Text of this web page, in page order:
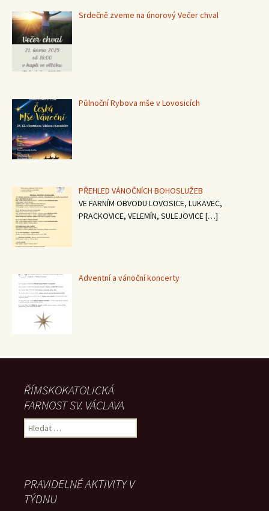
Srdečně zveme na únorový Večer chval
Půlnoční Rybova mše v Lovosicích
PŘEHLED VÁNOČNÍCH BOHOSLUŽEB
VE FARNÍM OBVODU LOVOSICE, LUKAVEC,
PRACKOVICE, VELEMÍN, SULEJOVICE[…]
Adventní a vánoční koncerty
ŘÍMSKOKATOLICKÁ
FARNOST SV. VÁCLAVA
Vyhledávání
PRAVIDELNÉ AKTIVITY V
TÝDNU